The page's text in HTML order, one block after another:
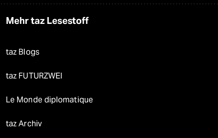
Mehr taz Lesestoff
taz Blogs
taz FUTURZWEI
Le Monde diplomatique
taz Archiv